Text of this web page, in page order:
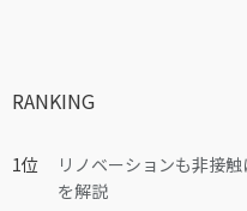
RANKING
リノベーションも非接
を解説